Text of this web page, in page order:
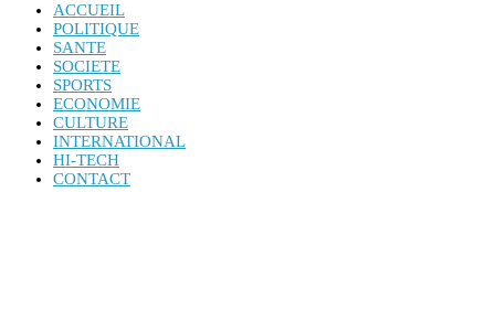
ACCUEIL
POLITIQUE
SANTE
SOCIETE
SPORTS
ECONOMIE
CULTURE
INTERNATIONAL
HI-TECH
CONTACT